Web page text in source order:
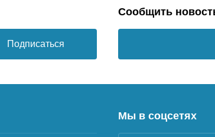
Подписаться
Сообщить
Мы в соцсетях